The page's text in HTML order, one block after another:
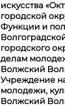
искусства
городской
Функции и
городского
делам
Волжский
Учреждение
молодежи,
Волжский